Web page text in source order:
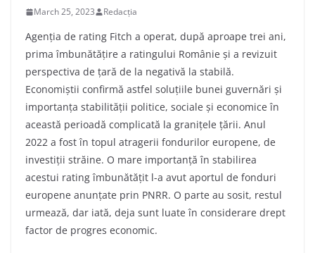
March 25, 2023 Redacția
Agenția de rating Fitch a operat, după aproape trei ani,
prima îmbunătățire a ratingului Românie și a revizuit
perspectiva de țară de la negativă la stabilă.
Economiștii confirmă astfel soluțiile bunei guvernări și
importanța stabilității politice, sociale și economice în
această perioadă complicată la granițele țării. Anul
2022 a fost în topul atragerii fondurilor europene, de
investiții străine. O mare importanță în stabilirea
acestui rating îmbunătățit l-a avut aportul de fonduri
europene anunțate prin PNRR. O parte au sosit, restul
urmează, dar iată, deja sunt luate în considerare drept
factor de progres economic.